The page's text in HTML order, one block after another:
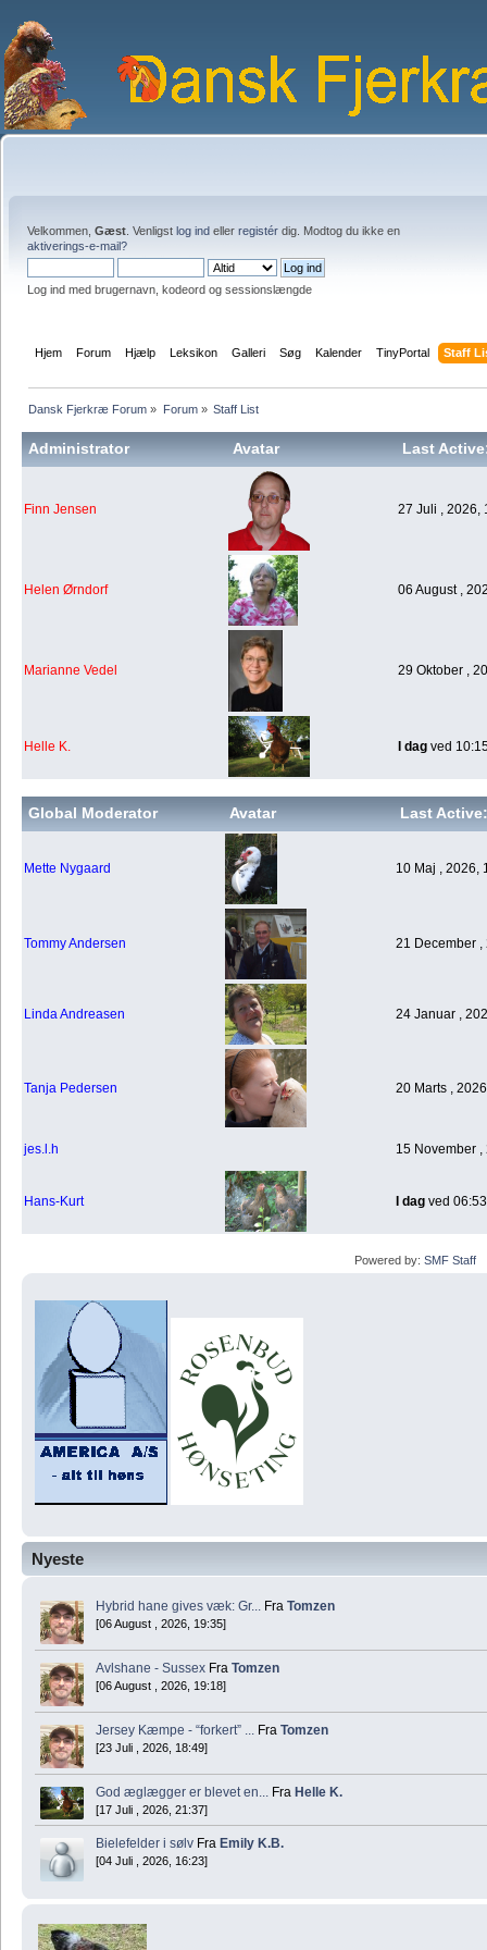
Velkommen, Gæst . Venligst log ind eller registér dig. Modtog du ikke en
aktiverings-e-mail?
Log ind med brugernavn, kodeord og sessionslængde
Hjem Forum Hjælp Leksikon Galleri Søg Kalender TinyPortal Staff
Dansk Fjerkræ Forum » Forum» Staff List
Nyeste
Hybrid hane gives væk: Gr... Fra Tomzen
[06 August , 2026, 19:35]
Avlshane - Sussex Fra Tomzen
[06 August , 2026, 19:18]
Jersey Kæmpe - “forkert” ... Fra Tomzen
[23 Juli , 2026, 18:49]
God æglægger er blevet en... Fra Helle K.
[17 Juli , 2026, 21:37]
Bielefelder i sølv Fra Emily K.B.
[04 Juli , 2026, 16:23]
Administrator Avatar Last
Finn Jensen 27 Juli , 2026,
Helen Ørndorf 06 August ,
Marianne Vedel 29 Oktober ,
Helle K. I dag ved
Global Moderator Avatar Last Active:
Mette Nygaard 10 Maj , 2026,
Tommy Andersen 21 December ,
Linda Andreasen 24 Januar ,
Tanja Pedersen 20 Marts ,
jes.l.h 15 November
Hans-Kurt I dag ved 06:53
Powered by: SMF Staff